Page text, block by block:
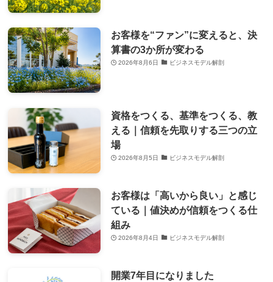
お客様を“ファン”に変えると、決
算書の3か所が変わる
2026年8月6日 ビジネスモデル解剖
資格をつくる、基準をつくる、教
える｜信頼を先取りする三つの立
場
2026年8月5日 ビジネスモデル解剖
お客様は「高いから良い」と感じ
ている｜値決めが信頼をつくる仕
組み
2026年8月4日 ビジネスモデル解剖
開業7年目になりました